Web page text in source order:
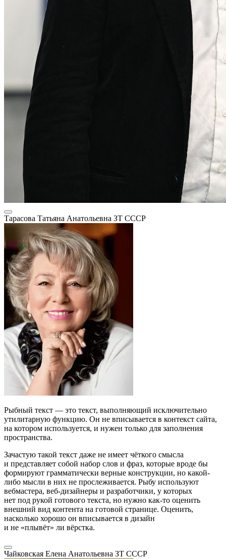
Тарасова Татьяна Анатольевна ЗТ СССР
Рыбный текст — это текст, выполняющий исключительно
утилитарную функцию. Он не вписывается в контекст сайта,
на котором используется, и нужен только для заполнения
пространства.
Зачастую такой текст даже не имеет чёткого смысла
и представляет собой набор слов и фраз, которые вроде бы
формируют грамматически верные конструкции, но какой-
либо мысли в них не прослеживается. Рыбу используют
вебмастера, веб-дизайнеры и разработчики, у которых
нет под рукой готового текста, но нужно как-то оценить
внешний вид контента на готовой странице. Оценить,
насколько хорошо он вписывается в дизайн
и не «плывёт» ли вёрстка.
Чайковская Елена Анатольевна ЗТ СССР